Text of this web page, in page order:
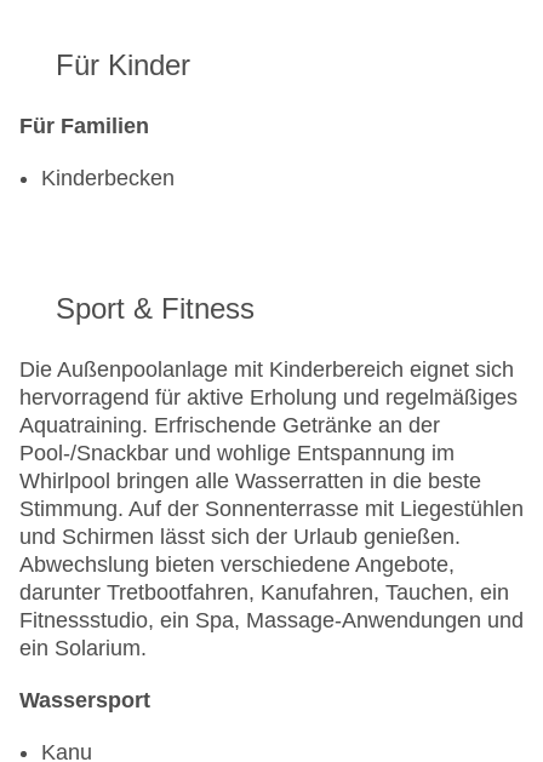
Für Kinder
Für Familien
Kinderbecken
Sport & Fitness
Die Außenpoolanlage mit Kinderbereich eignet sich
hervorragend für aktive Erholung und regelmäßiges
Aquatraining. Erfrischende Getränke an der
Pool-/Snackbar und wohlige Entspannung im
Whirlpool bringen alle Wasserratten in die beste
Stimmung. Auf der Sonnenterrasse mit Liegestühlen
und Schirmen lässt sich der Urlaub genießen.
Abwechslung bieten verschiedene Angebote,
darunter Tretbootfahren, Kanufahren, Tauchen, ein
Fitnessstudio, ein Spa, Massage-Anwendungen und
ein Solarium.
Wassersport
Kanu